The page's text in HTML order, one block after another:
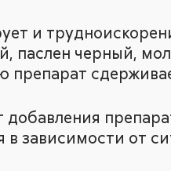
и
паслен черный,
препарат
в зависимости от